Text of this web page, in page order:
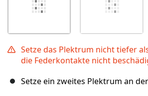
Setze das Plektrum nicht tiefer
die Federkontakte nicht
Setze ein zweites Plektrum an